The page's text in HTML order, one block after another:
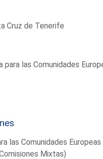
Cruz de Tenerife
para las Comunidades
las Comunidades Europeas
Mixtas)